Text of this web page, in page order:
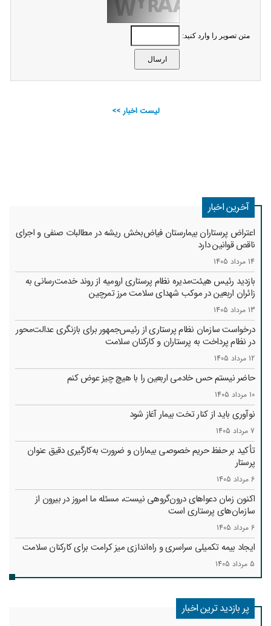
متن تصویر را وارد کنید:
لیست اخبار >>
آخرین اخبار
اعتراض پرستاران بیمارستان فیاض‌بخش ریشه در مطالبات صنفی و اجرای
ناقص قوانین دارد
14 مرداد 1405
بازدید رئیس هیئت‌مدیره نظام پرستاری ارومیه از روند خدمت‌رسانی به
زائران اربعین در موکب شهدای سلامت مرز تمرچین
13 مرداد 1405
درخواست سازمان نظام پرستاری از رئیس‌جمهور برای بازنگری عدالت‌محور
در نظام پرداخت به پرستاران و کارکنان سلامت
12 مرداد 1405
حاضر نیستم حس خادمی اربعین را با هیچ چیز عوض کنم
10 مرداد 1405
نوآوری باید از کنار تخت بیمار آغاز شود
7 مرداد 1405
تأکید بر حفظ حریم خصوصی بیماران و ضرورت به‌کارگیری دقیق عنوان
پرستار
6 مرداد 1405
اکنون زمان دعواهای درون‌گروهی نیست، مسئله ما امروز در بیرون از
سازمان‌های پرستاری است
6 مرداد 1405
ایجاد بیمه تکمیلی سراسری و راه‌اندازی میز کرامت برای کارکنان سلامت
5 مرداد 1405
پر بازدید ترین اخبار